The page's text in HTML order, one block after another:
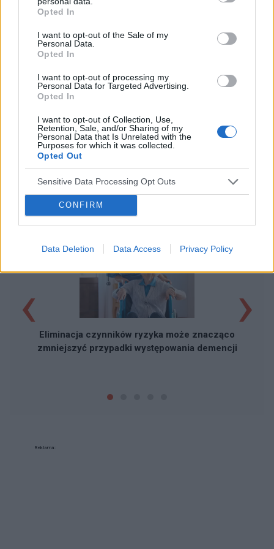
Opted In
I want to opt-out of the Sale of my
Personal Data.
Opted In
I want to opt-out of processing my
Personal Data for Targeted Advertising.
Opted In
I want to opt-out of Collection, Use,
Retention, Sale, and/or Sharing of my
Personal Data that Is Unrelated with the
Purposes for which it was collected.
Opted Out
Sensitive Data Processing Opt Outs
CONFIRM
Data Deletion Data Access Privacy Policy
POLECAMY TREŚCI Z KATEGORII
Eliminacja czynników ryzyka może znacząco
zmniejszyć przypadki występowania demencji
‹ ›
Reklama: